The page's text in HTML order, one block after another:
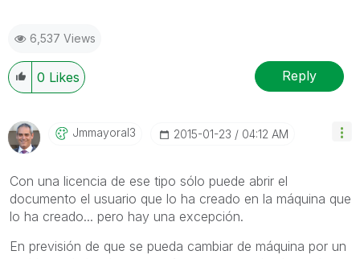
6,537 Views
0 Likes Reply
Jmmayoral3 ‎2015-01-23 04:12 AM
Con una licencia de ese tipo sólo puede abrir el
documento el usuario que lo ha creado en la máquina que
lo ha creado... pero hay una excepción.
En previsión de que se pueda cambiar de máquina por un